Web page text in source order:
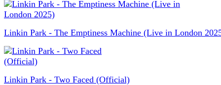
Linkin Park - The Emptiness Machine (Live in London
Linkin Park - Two Faced (Official)